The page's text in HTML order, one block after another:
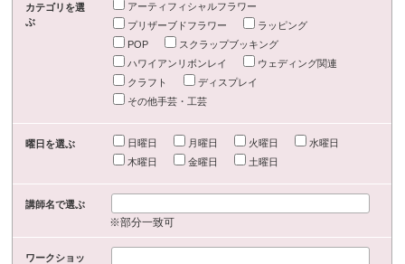
カテゴリを選
ぶ
アーティフィシャルフラワー
プリザーブドフラワー
ラッピング
POP
スクラップブッキング
ハワイアンリボンレイ
ウェディング関連
クラフト
ディスプレイ
その他手芸・工芸
曜日を選ぶ 日曜日 月曜日 火曜日
水曜日
木曜日
金曜日 土曜日
講師名で選ぶ
※部分一致可
ワークショッ